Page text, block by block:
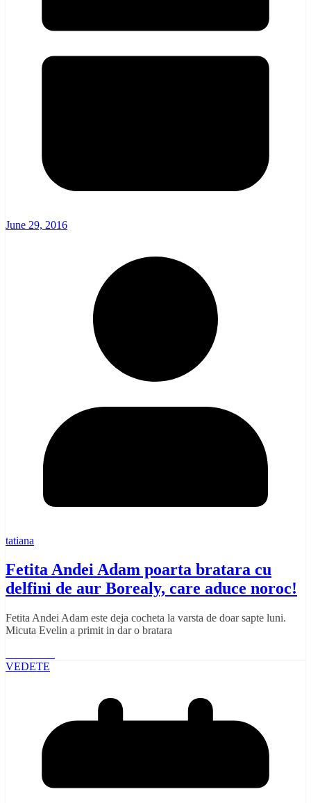
June 29, 2016
tatiana
Fetita Andei Adam poarta bratara cu
delfini de aur Borealy, care aduce noroc!
Fetita Andei Adam este deja cocheta la varsta de doar sapte luni.
Micuta Evelin a primit in dar o bratara
VEDETE